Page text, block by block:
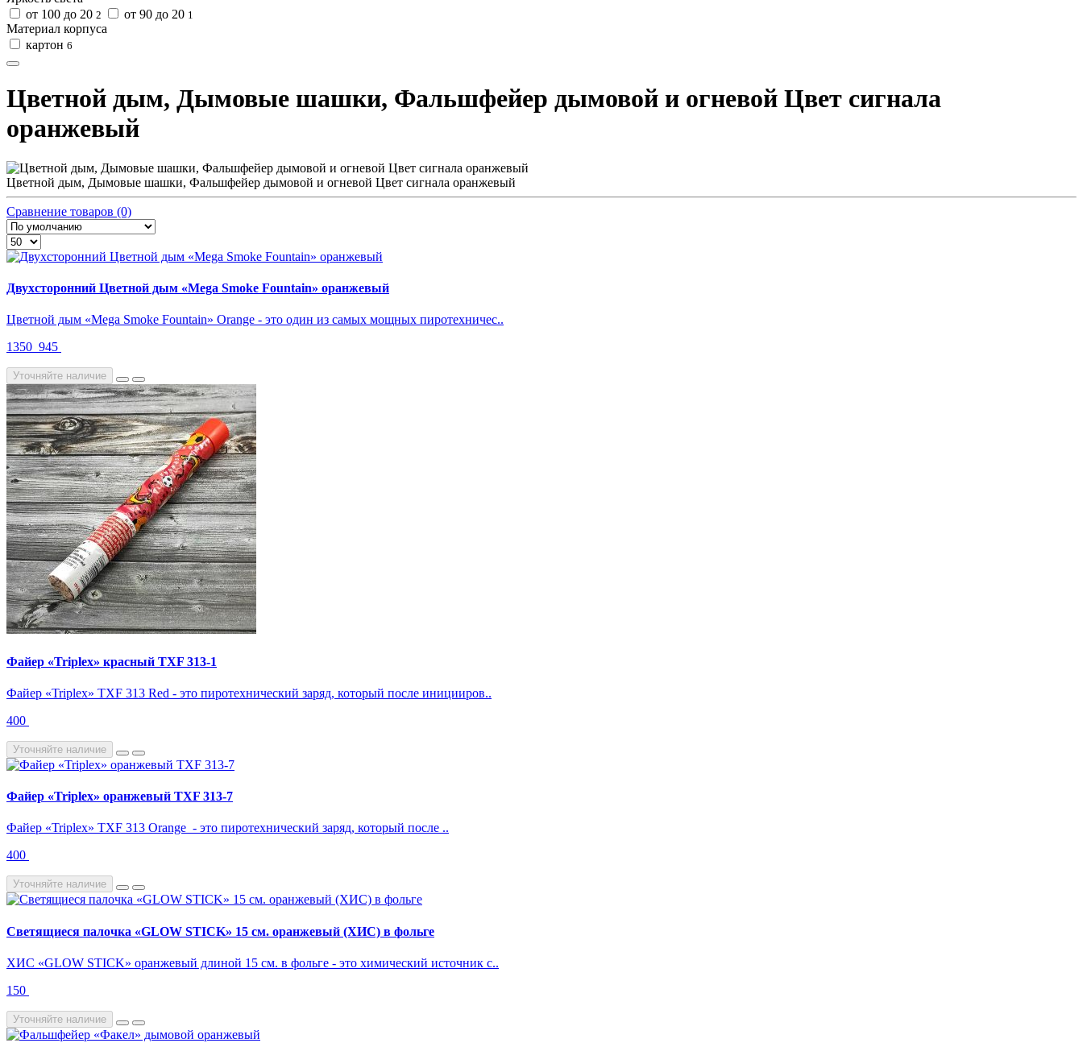
от 100 до 20 2 от 90 до 20 1
Материал корпуса
картон 6
Цветной дым, Дымовые шашки, Фальшфейер дымовой и огневой Цвет сигнала
оранжевый
Цветной дым, Дымовые шашки, Фальшфейер дымовой и огневой Цвет сигнала оранжевый
Сравнение товаров (0)
Двухсторонний Цветной дым «Mega Smoke Fountain» оранжевый
Цветной дым «Mega Smoke Fountain» Orange - это один из самых мощных пиротехничес..
1350 945
Уточняйте наличие
Файер «Triplex» красный TXF 313-1
Файер «Triplex» TXF 313 Red - это пиротехнический заряд, который после иницииров..
400
Уточняйте наличие
Файер «Triplex» оранжевый TXF 313-7
Файер «Triplex» TXF 313 Orange - это пиротехнический заряд, который после ..
400
Уточняйте наличие
Светящиеся палочка «GLOW STICK» 15 см. оранжевый (ХИС) в фольге
ХИС «GLOW STICK» оранжевый длиной 15 см. в фольге - это химический источник с..
150
Уточняйте наличие